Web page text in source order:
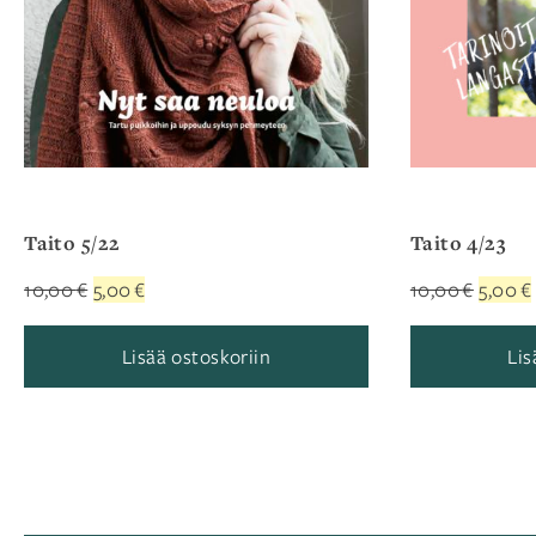
Taito 5/22
10,00€ Alkuperäinen
hinta
10,00 €.
5,00€Nykyinen
hinta
on:
5,00 €.
Lisää ostoskoriin
Taito 4/23
10,00€
hinta
10,00
5,00€